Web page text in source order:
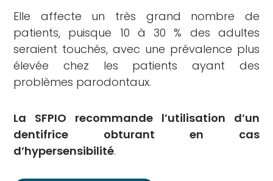
Elle affecte un très grand nombre de
patients, puisque 10 à 30 % des adultes
seraient touchés, avec une prévalence plus
élevée chez les patients ayant des
problèmes parodontaux.
La SFPIO recommande l’utilisation d’un
dentifrice obturant en cas
d’hypersensibilité.
Docteur
? »
Plaquette
sur
les
maladies
JCP
Digest
Assistantes